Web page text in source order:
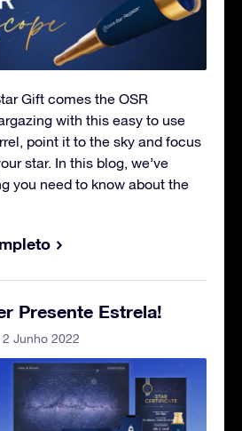
Gift comes the OSR
with this easy to use
point it to the sky and focus
star. In this blog, we’ve
you need to know about the
Presente Estrela!
2 Junho 2022